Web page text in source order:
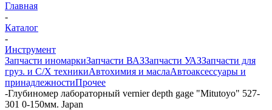
Главная
-
Каталог
-
Инструмент
Запчасти иномаркиЗапчасти ВАЗЗапчасти УАЗЗапчасти для
груз. и С/Х техникиАвтохимия и маслаАвтоаксессуары и
принадлежностиПрочее
-Глубиномер лабораторный vernier depth gage "Mitutoyo" 527-
301 0-150мм. Japan